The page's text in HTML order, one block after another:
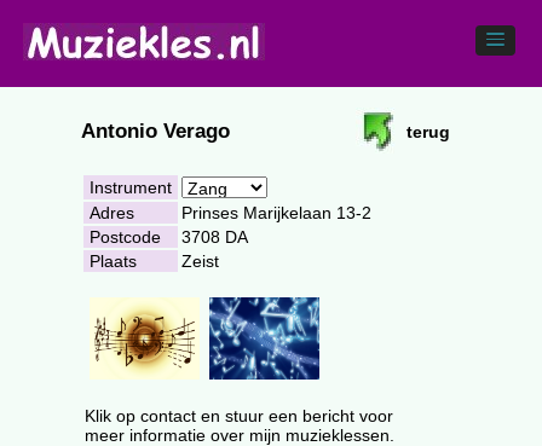
Antonio Verago terug
Instrument
Adres
Prinses Marijkelaan 13-2
Postcode
3708 DA
Plaats
Zeist
Klik op contact en stuur een bericht voor
meer informatie over mijn muzieklessen.